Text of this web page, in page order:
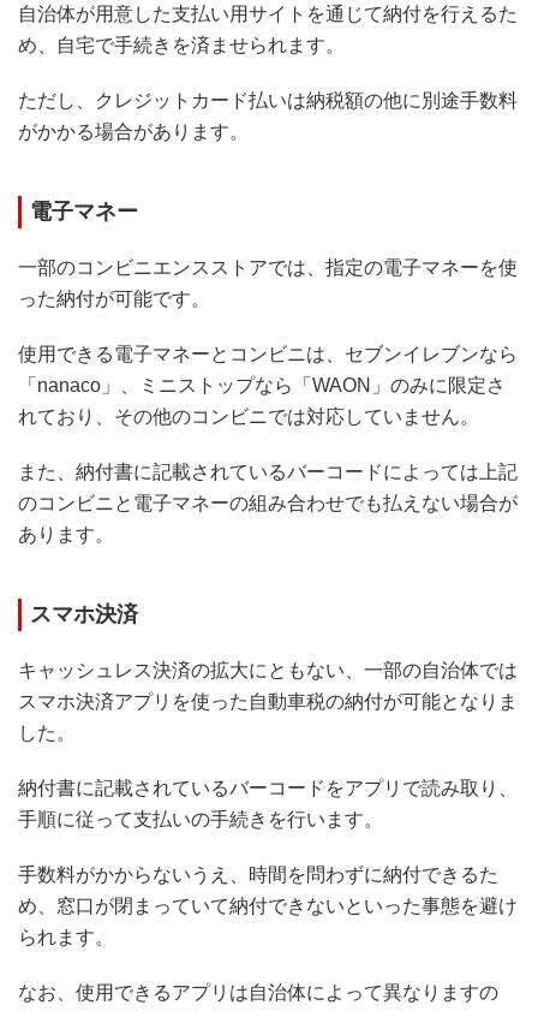
自治体が用意した支払い用サイトを通じて納付を行えるた
め、自宅で手続きを済ませられます。
ただし、クレジットカード払いは納税額の他に別途手数料
がかかる場合があります。
電子マネー
一部のコンビニエンスストアでは、指定の電子マネーを使
った納付が可能です。
使用できる電子マネーとコンビニは、セブンイレブンなら
「nanaco」、ミニストップなら「WAON」のみに限定さ
れており、その他のコンビニでは対応していません。
また、納付書に記載されているバーコードによっては上記
のコンビニと電子マネーの組み合わせでも払えない場合が
あります。
スマホ決済
キャッシュレス決済の拡大にともない、一部の自治体では
スマホ決済アプリを使った自動車税の納付が可能となりま
した。
納付書に記載されているバーコードをアプリで読み取り、
手順に従って支払いの手続きを行います。
手数料がかからないうえ、時間を問わずに納付できるた
め、窓口が閉まっていて納付できないといった事態を避け
られます。
なお、使用できるアプリは自治体によって異なりますの